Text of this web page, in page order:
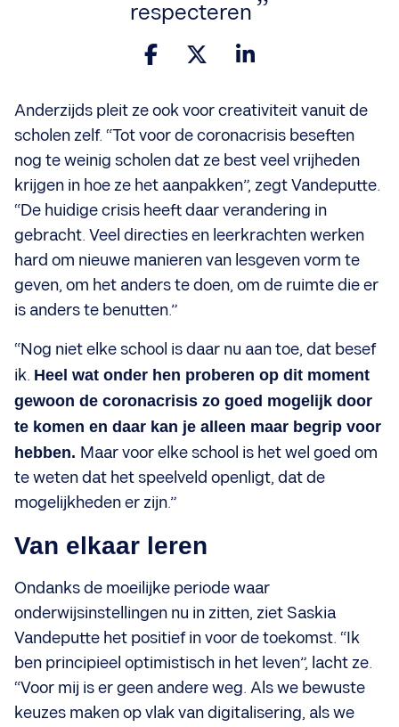
respecteren
Anderzijds pleit ze ook voor creativiteit vanuit de
scholen zelf. “Tot voor de coronacrisis beseften
nog te weinig scholen dat ze best veel vrijheden
krijgen in hoe ze het aanpakken”, zegt Vandeputte.
“De huidige crisis heeft daar verandering in
gebracht. Veel directies en leerkrachten werken
hard om nieuwe manieren van lesgeven vorm te
geven, om het anders te doen, om de ruimte die er
is anders te benutten.”
“Nog niet elke school is daar nu aan toe, dat besef
ik. Heel wat onder hen proberen op dit moment
gewoon de coronacrisis zo goed mogelijk door
te komen en daar kan je alleen maar begrip voor
hebben. Maar voor elke school is het wel goed om
te weten dat het speelveld openligt, dat de
mogelijkheden er zijn.”
Van elkaar leren
Ondanks de moeilijke periode waar
onderwijsinstellingen nu in zitten, ziet Saskia
Vandeputte het positief in voor de toekomst. “Ik
ben principieel optimistisch in het leven”, lacht ze.
“Voor mij is er geen andere weg. Als we bewuste
keuzes maken op vlak van digitalisering, als we